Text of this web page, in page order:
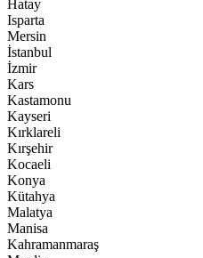
Hatay
Isparta
Mersin
İstanbul
İzmir
Kars
Kastamonu
Kayseri
Kırklareli
Kırşehir
Kocaeli
Konya
Kütahya
Malatya
Manisa
Kahramanmaraş